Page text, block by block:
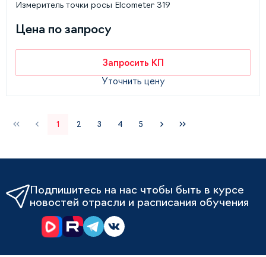
Измеритель точки росы Elcometer 319
Цена по запросу
Запросить КП
Уточнить цену
1 2 3 4 5
Подпишитесь на нас чтобы быть в курсе
новостей отрасли и расписания обучения